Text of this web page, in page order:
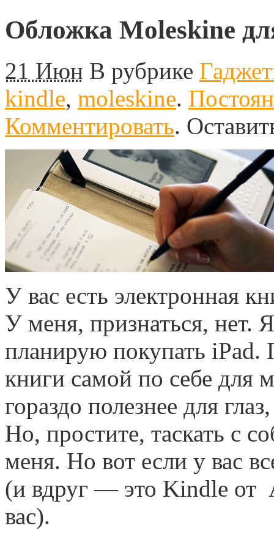
Обложка Moleskine
21 Июн В рубрике
kindle, moleskine.
Комментировать.
У вас есть электронная
У меня, признаться, нет.
планирую покупать iPad.
книги самой по себе для
гораздо полезнее для
Но, простите, таскать с
меня. Но вот если у вас
(и вдруг — это Kindle от
вас).